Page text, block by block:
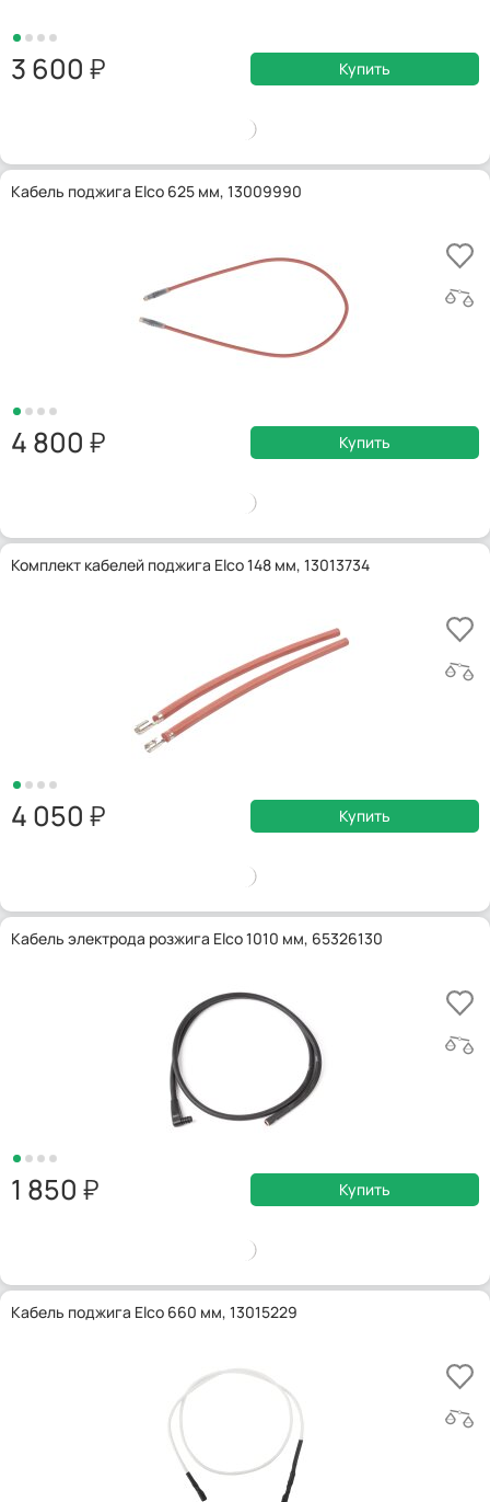
3 600 Купить
Кабель поджига Elco 625 мм, 13009990
4 800 Купить
Комплект кабелей поджига Elco 148 мм, 13013734
4 050 Купить
Кабель электрода розжига Elco 1010 мм, 65326130
1 850 Купить
Кабель поджига Elco 660 мм, 13015229